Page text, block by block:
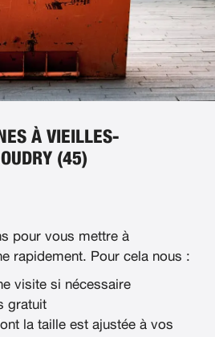
À VIEILLES-
(45)
pour vous mettre à
rapidement. Pour cela nous :
visite si nécessaire
gratuit
la taille est ajustée à vos